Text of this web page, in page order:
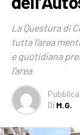
La Questura di
tutta l’area
e quotidiana
l’area
Di M.G.